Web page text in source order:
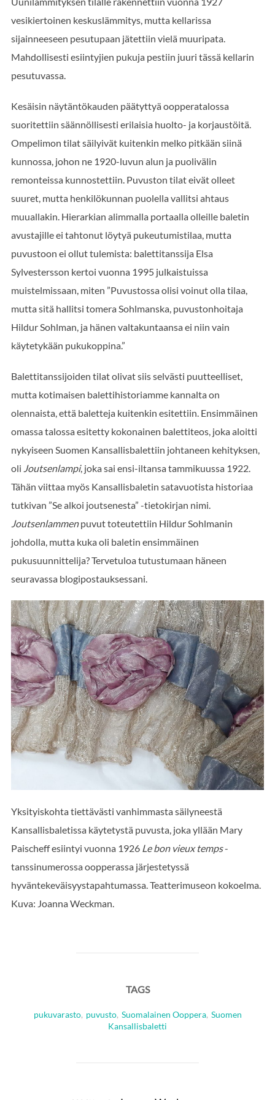
vesikiertoinen keskuslämmitys, mutta kellarissa
sijainneeseen pesutupaan jätettiin vielä muuripata.
Mahdollisesti esiintyjien pukuja pestiin juuri tässä kellarin
pesutuvassa.
Kesäisin näytäntökauden päätyttyä oopperatalossa
suoritettiin säännöllisesti erilaisia huolto- ja korjaustöitä.
Ompelimon tilat säilyivät kuitenkin melko pitkään siinä
kunnossa, johon ne 1920-luvun alun ja puolivälin
remonteissa kunnostettiin. Puvuston tilat eivät olleet
suuret, mutta henkilökunnan puolella vallitsi ahtaus
muuallakin. Hierarkian alimmalla portaalla olleille baletin
avustajille ei tahtonut löytyä pukeutumistilaa, mutta
puvustoon ei ollut tulemista: balettitanssija Elsa
Sylvestersson kertoi vuonna 1995 julkaistuissa
muistelmissaan, miten ”Puvustossa olisi voinut olla tilaa,
mutta sitä hallitsi tomera Sohlmanska, puvustonhoitaja
Hildur Sohlman, ja hänen valtakuntaansa ei niin vain
käytetykään pukukoppina.”
Balettitanssijoiden tilat olivat siis selvästi puutteelliset,
mutta kotimaisen balettihistoriamme kannalta on
olennaista, että baletteja kuitenkin esitettiin. Ensimmäinen
omassa talossa esitetty kokonainen balettiteos, joka aloitti
nykyiseen Suomen Kansallisbalettiin johtaneen kehityksen,
oli Joutsenlampi, joka sai ensi-iltansa tammikuussa 1922.
Tähän viittaa myös Kansallisbaletin satavuotista historiaa
tutkivan ”Se alkoi joutsenesta” -tietokirjan nimi.
Joutsenlammenpuvut toteutettiin Hildur Sohlmanin
johdolla, mutta kuka oli baletin ensimmäinen
pukusuunnittelija? Tervetuloa tutustumaan häneen
seuravassa blogipostauksessani.
Yksityiskohta tiettävästi vanhimmasta säilyneestä
Kansallisbaletissa käytetystä puvusta, joka yllään Mary
Paischeff esiintyi vuonna 1926 Le bon vieux temps-
tanssinumerossa oopperassa järjestetyssä
hyväntekeväisyystapahtumassa. Teatterimuseon kokoelma.
Kuva: Joanna Weckman.
TAGS
pukuvarasto, puvusto, Suomalainen Ooppera, Suomen
Kansallisbaletti